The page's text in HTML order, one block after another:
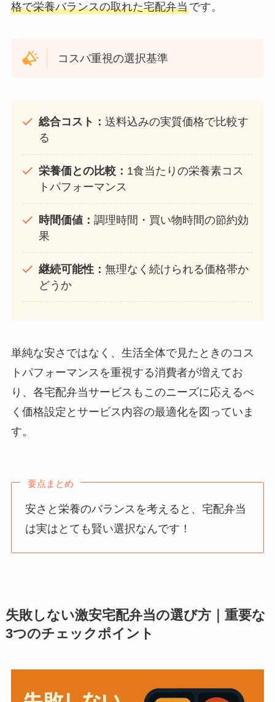
格で栄養バランスの取れた宅配弁当です。
コスパ重視の選択基準
総合コスト： 送料込みの実質価格で比較す
る
栄養価との比較： 1食当たりの栄養素コス
トパフォーマンス
時間価値： 調理時間・買い物時間の節約効
果
継続可能性： 無理なく続けられる価格帯か
どうか
単純な安さではなく、生活全体で見たときのコス
トパフォーマンスを重視する消費者が増えてお
り、各宅配弁当サービスもこのニーズに応えるべ
く価格設定とサービス内容の最適化を図っていま
す。
要点まとめ
安さと栄養のバランスを考えると、宅配弁当
は実はとても賢い選択なんです！
失敗しない激安宅配弁当の選び方｜重要な
3つのチェックポイント